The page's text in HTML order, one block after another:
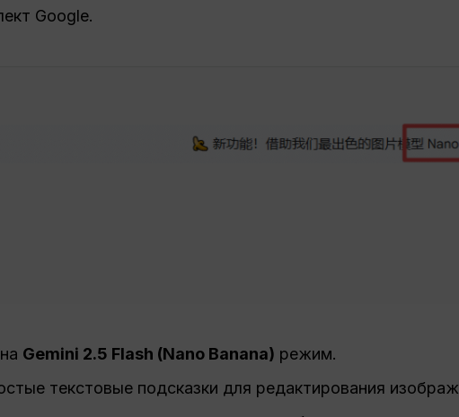
Google.
Gemini 2.5 Flash (Nano Banana) режим.
текстовые подсказки для редактирования